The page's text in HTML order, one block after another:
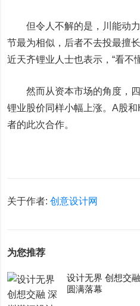
但令人不解的是，川能动力
节最为相似，后者不去投最擅
近天齐锂业人士也表示，“看不
然而从资本市场的角度，四
锂业股价同样小幅上涨。A股
者的此次合作。
关于作者:创意设计网
为您推荐
设计无界 创想交
圆满落幕